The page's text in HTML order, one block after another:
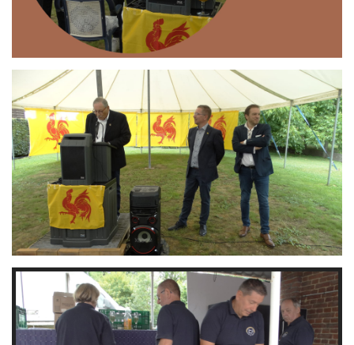
Branding
ARMCHAIR
Branding
ARMCHAIR